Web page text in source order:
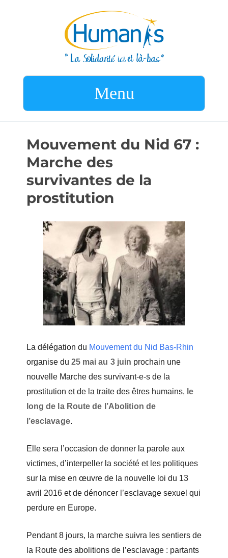
Menu
Mouvement du Nid 67 :
Marche des
survivantes de la
prostitution
La délégation du Mouvement du Nid Bas-Rhin
organise du 25 mai au 3 juin prochain une
nouvelle Marche des survivant-e-s de la
prostitution et de la traite des êtres humains, le
long de la Route de l’Abolition de
l’esclavage.
Elle sera l’occasion de donner la parole aux
victimes, d’interpeller la société et les politiques
sur la mise en œuvre de la nouvelle loi du 13
avril 2016 et de dénoncer l’esclavage sexuel qui
perdure en Europe.
Pendant 8 jours, la marche suivra les sentiers de
la Route des abolitions de l’esclavage : partants